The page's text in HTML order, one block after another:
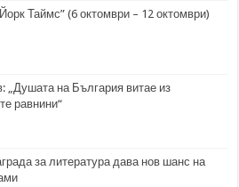
Таймс” (6 октомври – 12 октомври)
„Душата на България витае из
равнини“
за литература дава нов шанс на